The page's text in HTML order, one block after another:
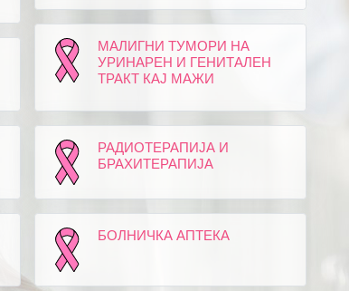
МАЛИГНИ ТУМОРИ НА
УРИНАРЕН И ГЕНИТАЛЕН
ТРАКТ КАЈ МАЖИ
РАДИОТЕРАПИЈА И
БРАХИТЕРАПИЈА
БОЛНИЧКА АПТЕКА